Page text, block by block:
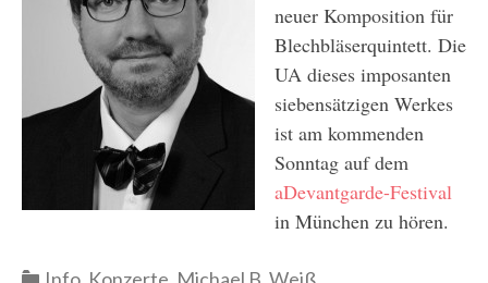
neuer Komposition für
Blechbläserquintett. Die
UA dieses imposanten
siebensätzigen Werkes
ist am kommenden
Sonntag auf dem
aDevantgarde-Festival
in München zu hören.
Categories